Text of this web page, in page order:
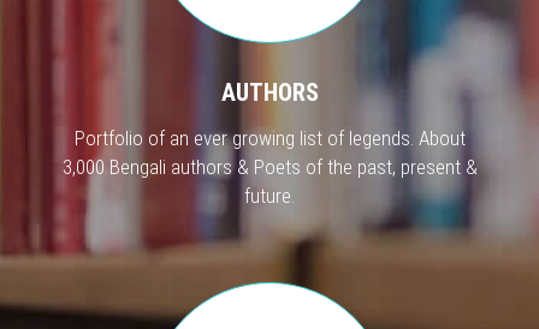
AUTHORS
Portfolio of an ever growing list of legends. About
3,000 Bengali authors & Poets of the past, present &
future.